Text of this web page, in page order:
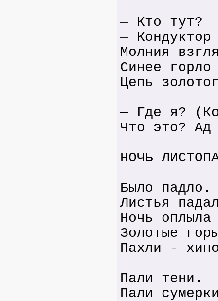
— Кто тут?
—
Молния
Синее горло
Цепь
— Где я?
Что это? Ад
НОЧЬ
Было падло.
Листья
Ночь
Золотые
Пахли -
Пали тени.
Пали